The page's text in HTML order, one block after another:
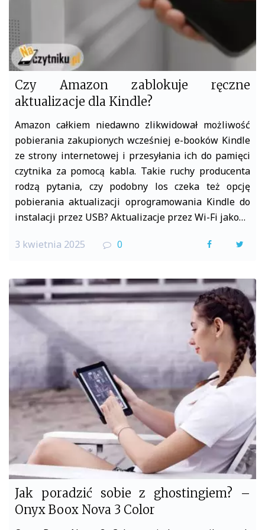
Czy Amazon zablokuje ręczne
aktualizacje dla Kindle?
Amazon całkiem niedawno zlikwidował możliwość
pobierania zakupionych wcześniej e-booków Kindle
ze strony internetowej i przesyłania ich do pamięci
czytnika za pomocą kabla. Takie ruchy producenta
rodzą pytania, czy podobny los czeka też opcję
pobierania aktualizacji oprogramowania Kindle do
instalacji przez USB? Aktualizacje przez Wi-Fi jako…
3 kwietnia 2025 0
F
c
e
b
o
k
t
e
Jak poradzić sobie z ghostingiem? –
Onyx Boox Nova 3 Color